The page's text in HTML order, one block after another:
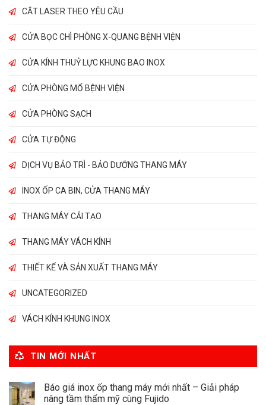
CẮT LASER THEO YÊU CẦU
CỬA BỌC CHÌ PHÒNG X-QUANG BỆNH VIỆN
CỬA KÍNH THUỶ LỰC KHUNG BAO INOX
CỬA PHÒNG MỔ BỆNH VIỆN
CỬA PHÒNG SẠCH
CỬA TỰ ĐỘNG
DỊCH VỤ BẢO TRÌ - BẢO DƯỠNG THANG MÁY
INOX ỐP CA BIN, CỬA THANG MÁY
THANG MÁY CẢI TẠO
THANG MÁY VÁCH KÍNH
THIẾT KẾ VÀ SẢN XUẤT THANG MÁY
UNCATEGORIZED
VÁCH KÍNH KHUNG INOX
TIN MỚI NHẤT
Báo giá inox ốp thang máy mới nhất – Giải pháp
nâng tầm thẩm mỹ cùng Fujido